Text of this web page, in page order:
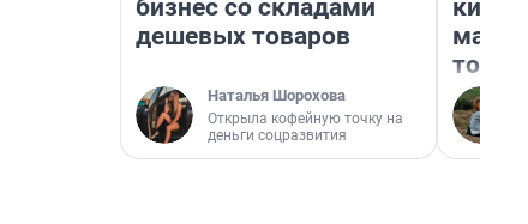
бизнес со складами
дешевых товаров
Наталья Шорохова
Открыла кофейную точку на
деньги соцразвития
того